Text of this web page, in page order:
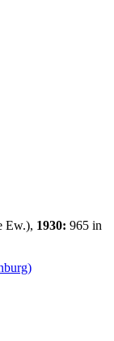
Ew.), 1930: 965 in